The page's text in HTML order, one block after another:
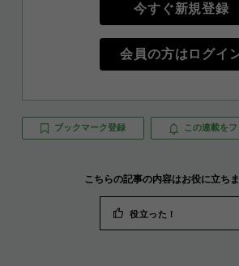
今すぐ新規登録
会員の方はログイ
ブックマーク登録 この連載を
こちらの記事の内容はお役に立ち
役立った！